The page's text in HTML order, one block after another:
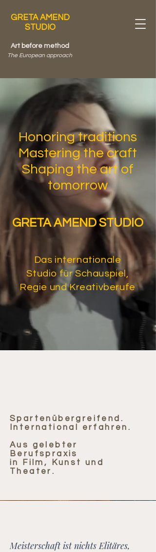
GRETA AMEND
STUDIO
Art before method
The European approach
​Honoring traditions
Mastering the craft
Shaping the art of
tomorrow
GRETA AMEND STUDIO
Das internationale
Studio für Schauspiel,
Regie und Kreativberufe
Spartenübergreifend.
International erfahren.
Aus gelebter
Berufspraxis
in Film, Kunst und
Theater.
Meisterschaft ist nichts Elitäres,